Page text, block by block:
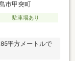
市甲突町
駐車場あり
平方メートルで